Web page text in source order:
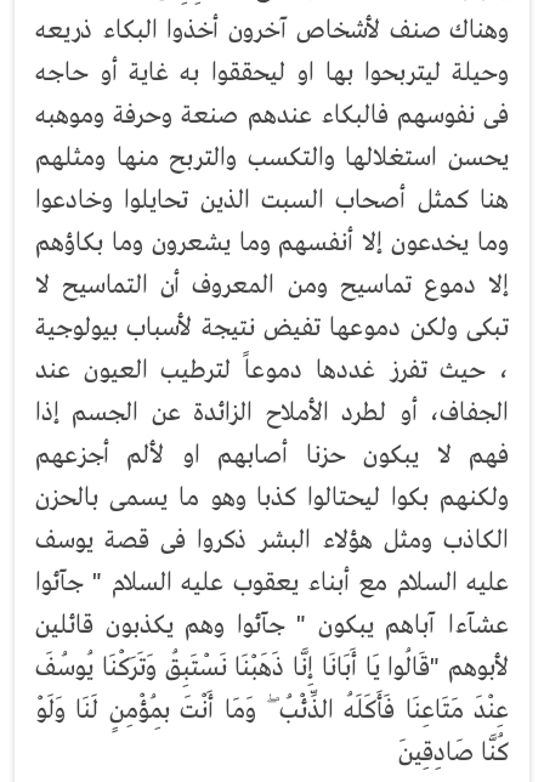
وهناك صنف لأشخاص آخرون أخذوا البكاء ذريعه
وحيلة ليتربحوا بها او ليحققوا به غاية أو حاجه
فى نفوسهم فالبكاء عندهم صنعة وحرفة وموهبه
يحسن استغلالها والتكسب والتربح منها ومثلهم
هنا كمثل أصحاب السبت الذين تحايلوا وخادعوا
وما يخدعون إلا أنفسهم وما يشعرون وما بكاؤهم
إلا دموع تماسيح ومن المعروف أن التماسيح لا
تبكى ولكن دموعها تفيض نتيجة لأسباب بيولوجية
، حيث تفرز غددها دموعاً لترطيب العيون عند
الجفاف، أو لطرد الأملاح الزائدة عن الجسم إذا
فهم لا يبكون حزنا أصابهم او لألم أجزعهم
ولكنهم بكوا ليحتالوا كذبا وهو ما يسمى بالحزن
الكاذب ومثل هؤلاء البشر ذكروا فى قصة يوسف
عليه السلام مع أبناء يعقوب عليه السلام " جآئوا
عشآءا آباهم يبكون " جآئوا وهم يكذبون قائلين
لأبوهم "قَالُوا يَا أَبَانَا إِنَّا ذَهَبْنَا نَسْتَبِقُ وَتَرَكْنَا يُوسُفَ
عِنْدَ مَتَاعِنَا فَأَكَلَهُ الذِّئْبُ ۖ وَمَا أَنْتَ بِمُؤْمِنٍ لَنَا وَلَوْ
كُنَّا صَادِقِينَ